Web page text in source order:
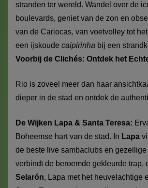
stranden ter wereld. Wandel over de
boulevards, geniet van de zon en
van de Cariocas, van voetvolley tot
een ijskoude caipirinha bij een
Voorbij de Clichés: Ontdek het
Rio is zoveel meer dan haar
dieper in de stad en ontdek de
De Wijken Lapa & Santa Teresa:
Boheemse hart van de stad. In Lapa
de beste live sambaclubs en gezellige
verbindt de beroemde gekleurde trap,
Selarón, Lapa met het heuvelachtige